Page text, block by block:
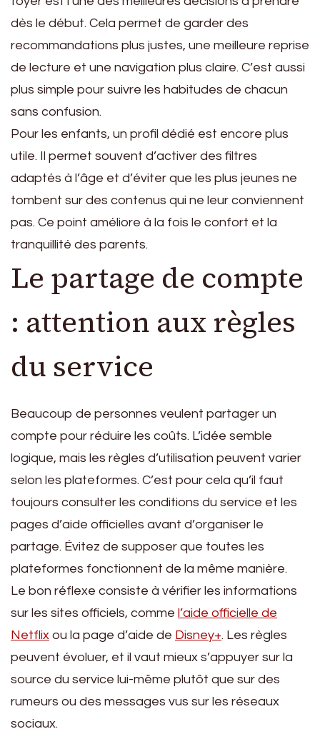
dès le début. Cela permet de garder des
recommandations plus justes, une meilleure reprise
de lecture et une navigation plus claire. C’est aussi
plus simple pour suivre les habitudes de chacun
sans confusion.
Pour les enfants, un profil dédié est encore plus
utile. Il permet souvent d’activer des filtres
adaptés à l’âge et d’éviter que les plus jeunes ne
tombent sur des contenus qui ne leur conviennent
pas. Ce point améliore à la fois le confort et la
tranquillité des parents.
Le partage de compte
: attention aux règles
du service
Beaucoup de personnes veulent partager un
compte pour réduire les coûts. L’idée semble
logique, mais les règles d’utilisation peuvent varier
selon les plateformes. C’est pour cela qu’il faut
toujours consulter les conditions du service et les
pages d’aide officielles avant d’organiser le
partage. Évitez de supposer que toutes les
plateformes fonctionnent de la même manière.
Le bon réflexe consiste à vérifier les informations
sur les sites officiels, comme l’aide officielle de
Netflix ou la page d’aide de Disney+. Les règles
peuvent évoluer, et il vaut mieux s’appuyer sur la
source du service lui-même plutôt que sur des
rumeurs ou des messages vus sur les réseaux
sociaux.